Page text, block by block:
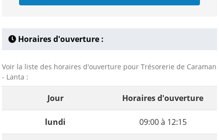
Horaires d'ouverture :
Voir la liste des horaires d'ouverture pour Trésorerie de Caraman
- Lanta :
Jour Horaires d'ouverture
lundi 09:00 à 12:15